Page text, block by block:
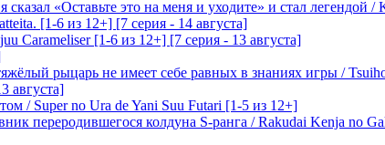
сказал «Оставьте это на меня и уходите» и стал легендой
[1-6 из 12+] [7 серия - 14 августа]
Carameliser [1-6 из 12+] [7 серия - 13 августа]
рыцарь не имеет себе равных в знаниях игры /
августа]
/ Super no Ura de Yani Suu Futari [1-5 из 12+]
переродившегося колдуна S-ранга / Rakudai Kenja no